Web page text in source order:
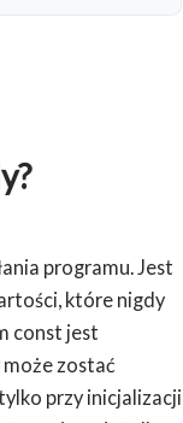
programu. Jest
które nigdy
const jest
zostać
przy inicjalizacji